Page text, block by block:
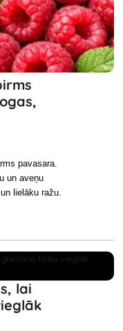
pavasara.
un aveņu
lielāku ražu.
lai